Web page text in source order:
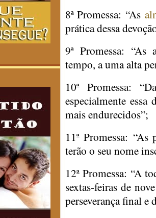
8ª Promessa: “As
prática dessa
9ª Promessa: “As
tempo, a uma alta
10ª Promessa:
especialmente essa
mais endurecidos”;
11ª Promessa: “As
terão o seu nome
12ª Promessa: “A
sextas-feiras de
perseverança final e